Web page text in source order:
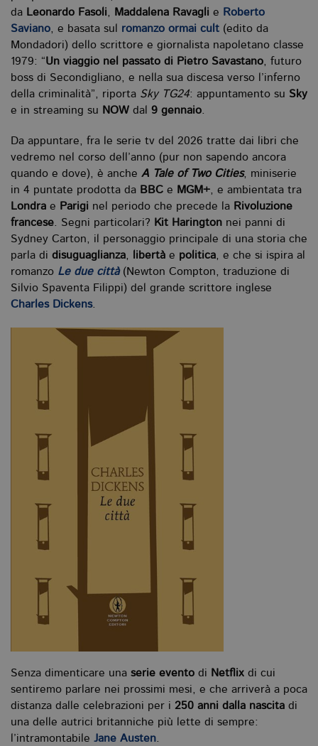
da Leonardo Fasoli, Maddalena Ravagli e Roberto
Saviano, e basata sul romanzo ormai cult (edito da
Mondadori) dello scrittore e giornalista napoletano classe
1979: “Un viaggio nel passato di Pietro Savastano, futuro
boss di Secondigliano, e nella sua discesa verso l’inferno
della criminalità”, riporta Sky TG24: appuntamento su Sky
e in streaming su NOW dal 9 gennaio.
Da appuntare, fra le serie tv del 2026 tratte dai libri che
vedremo nel corso dell’anno (pur non sapendo ancora
quando e dove), è anche A Tale of Two Cities, miniserie
in 4 puntate prodotta da BBC e MGM+, e ambientata tra
Londra e Parigi nel periodo che precede la Rivoluzione
francese. Segni particolari? Kit Harington nei panni di
Sydney Carton, il personaggio principale di una storia che
parla di disuguaglianza, libertà e politica, e che si ispira al
romanzo Le due città(Newton Compton, traduzione di
Silvio Spaventa Filippi) del grande scrittore inglese
Charles Dickens.
Senza dimenticare una serie evento di Netflix di cui
sentiremo parlare nei prossimi mesi, e che arriverà a poca
distanza dalle celebrazioni per i 250 anni dalla nascita di
una delle autrici britanniche più lette di sempre:
l’intramontabile Jane Austen.